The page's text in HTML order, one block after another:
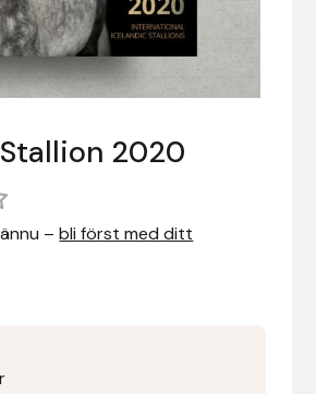
2020
–bli först med ditt
mm
mm